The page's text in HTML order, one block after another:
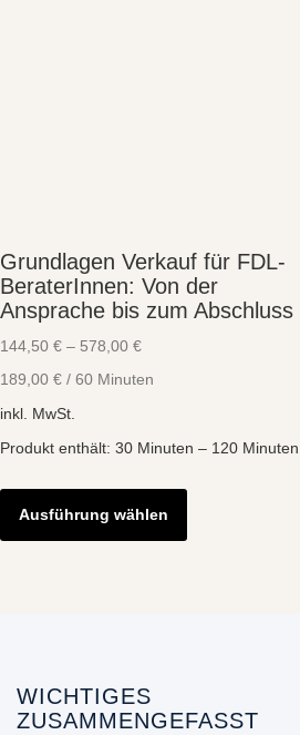
Grundlagen Verkauf für FDL-
BeraterInnen: Von der
Ansprache bis zum Abschluss
144,50 € – 578,00 €
189,00 € / 60 Minuten
inkl. MwSt.
Produkt enthält: 30 Minuten – 120 Minuten
Ausführung wählen
weist
können
WICHTIGES
ZUSAMMENGEFASST